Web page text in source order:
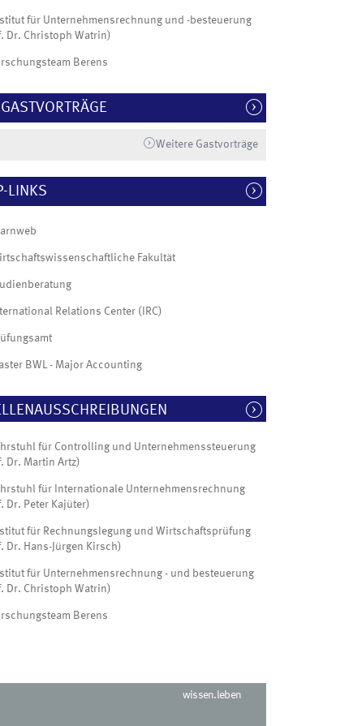
für Unternehmensrechnung und -besteuerung
Dr. Christoph Watrin)
Berens
GASTVORTRÄGE
Weitere Gastvorträge
LINKS
Fakultät
Relations Center (IRC)
BWL - Major Accounting
für Controlling und Unternehmenssteuerung
Dr. Martin Artz)
für Internationale Unternehmensrechnung
Dr. Peter Kajüter)
für Rechnungslegung und Wirtschaftsprüfung
Dr. Hans-Jürgen Kirsch)
für Unternehmensrechnung - und besteuerung
Dr. Christoph Watrin)
Berens
wissen.leben